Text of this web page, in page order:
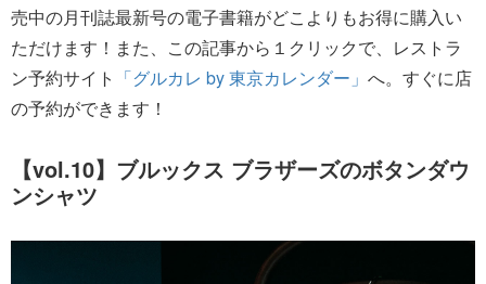
売中の月刊誌最新号の電子書籍がどこよりもお得に購入い
ただけます！また、この記事から１クリックで、レストラ
ン予約サイト 「グルカレ by 東京カレンダー」 へ。すぐに店
の予約ができます！
【vol.10】ブルックス ブラザーズのボタンダウ
ンシャツ